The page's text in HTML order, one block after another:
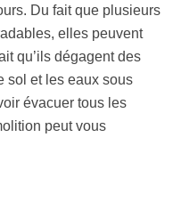
Du fait que plusieurs
elles peuvent
qu’ils dégagent des
sol et les eaux sous
évacuer tous les
peut vous